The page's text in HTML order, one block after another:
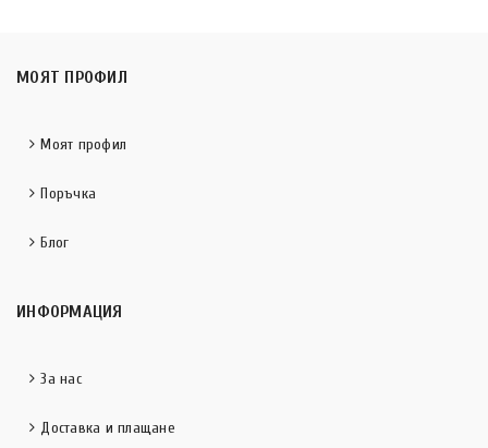
МОЯТ ПРОФИЛ
Моят профил
Поръчка
Блог
ИНФОРМАЦИЯ
За нас
Доставка и плащане